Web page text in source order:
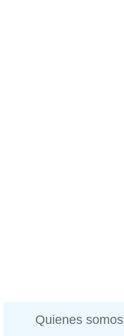
Quienes somos